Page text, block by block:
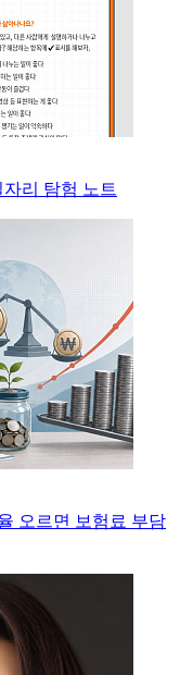
자리 탐험 노트
오르면 보험료 부담